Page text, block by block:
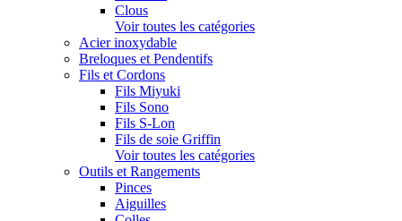
Clous
Voir toutes les catégories
Acier inoxydable
Breloques et Pendentifs
Fils et Cordons
Fils Miyuki
Fils Sono
Fils S-Lon
Fils de soie Griffin
Voir toutes les catégories
Outils et Rangements
Pinces
Aiguilles